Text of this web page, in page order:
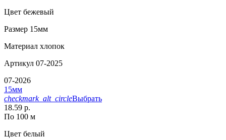
Цвет бежевый
Размер 15мм
Материал хлопок
Артикул 07-2025
07-2026
15мм
checkmark_alt_circleВыбрать
18.59 р.
По 100 м
Цвет белый